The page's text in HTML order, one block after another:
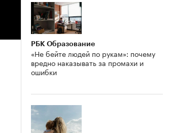
РБК Образование
«Не бейте людей по рукам»: почему
вредно наказывать за промахи и
ошибки